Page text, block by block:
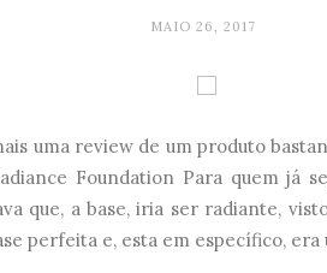
MAIO 26, 2017
uma review de um produto
Foundation Para quem já
que, a base, iria ser radiante,
perfeita e, esta em específico, era